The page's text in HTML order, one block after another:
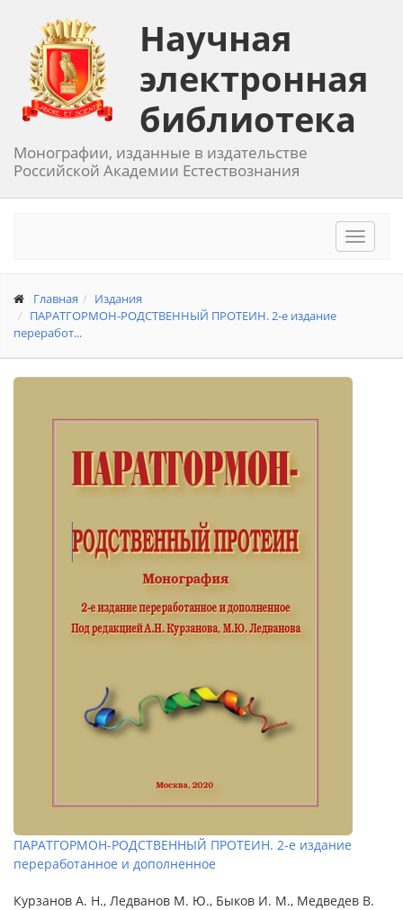
Научная
электронная
библиотека
Монографии, изданные в издательстве
Российской Академии Естествознания
Toggle
Главная
Издания
ПАРАТГОРМОН-РОДСТВЕННЫЙ ПРОТЕИН. 2-е издание
переработ...
ПАРАТГОРМОН-РОДСТВЕННЫЙ ПРОТЕИН. 2-е издание
переработанное и дополненное
Курзанов А. Н., Ледванов М. Ю., Быков И. М., Медведев В.